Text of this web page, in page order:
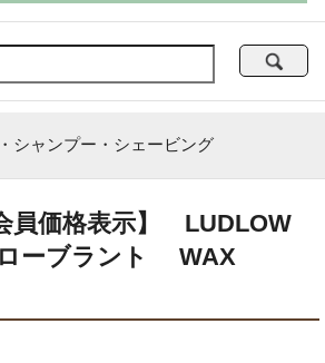
シャンプー・シェービング
員価格表示】 LUDLOW
ーブラント WAX